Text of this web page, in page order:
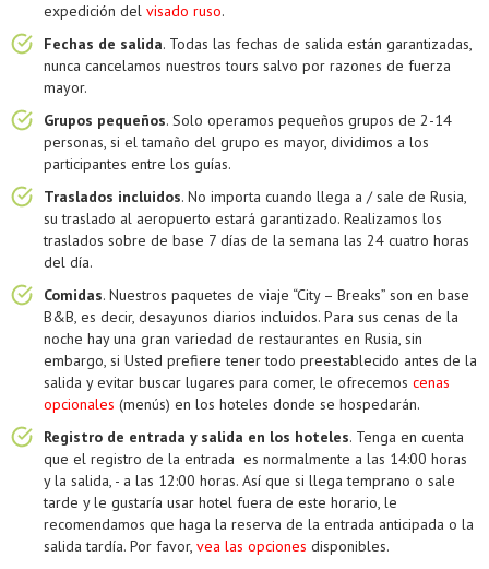
expedición del visado ruso.
Fechas de salida. Todas las fechas de salida están garantizadas,
nunca cancelamos nuestros tours salvo por razones de fuerza
mayor.
Grupos pequeños. Solo operamos pequeños grupos de 2-14
personas, si el tamaño del grupo es mayor, dividimos a los
participantes entre los guías.
Traslados incluidos. No importa cuando llega a / sale de Rusia,
su traslado al aeropuerto estará garantizado. Realizamos los
traslados sobre de base 7 días de la semana las 24 cuatro horas
del día.
Comidas. Nuestros paquetes de viaje “City – Breaks” son en base
B&B, es decir, desayunos diarios incluidos. Para sus cenas de la
noche hay una gran variedad de restaurantes en Rusia, sin
embargo, si Usted prefiere tener todo preestablecido antes de la
salida y evitar buscar lugares para comer, le ofrecemos cenas
opcionales (menús) en los hoteles donde se hospedarán.
Registro de entrada y salida en los hoteles. Tenga en cuenta
que el registro de la entrada es normalmente a las 14:00 horas
y la salida, - a las 12:00 horas. Así que si llega temprano o sale
tarde y le gustaría usar hotel fuera de este horario, le
recomendamos que haga la reserva de la entrada anticipada o la
salida tardía. Por favor, vea las opciones disponibles.